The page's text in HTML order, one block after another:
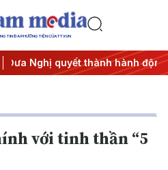
TIN ĐA PHƯƠNG TIỆN CỦA TTXVN
thành hành động #Chiến
với tinh thần “5